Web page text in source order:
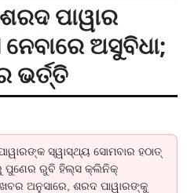
ପାୱାର
ଅସୁବିଧା;
ଭର୍ତ୍ତି
ସ୍ୱାସ୍ଥ୍ୟ ସୋମବାର ହଠାତ୍
ପୁଣେର ରୁବି ହିଲ୍ସ କ୍ଲିନିକ୍
ଖବର ଅନୁସାରେ, ଶରଦ ପାୱାରଙ୍କୁ